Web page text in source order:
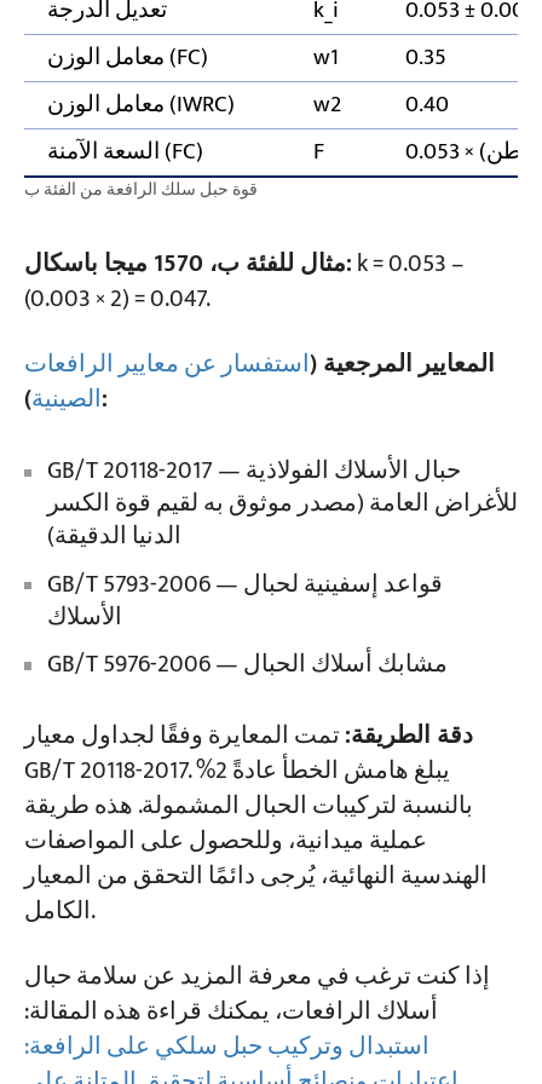
تعديل الدرجة
k_i
معامل الوزن (FC)
w1
0.35
معامل الوزن (IWRC)
w2
0.40
السعة الآمنة (FC)
F
قوة حبل سلك الرافعة من الفئة ب
مثال للفئة ب، 1570 ميجا باسكال:k = 0.053 –
(0.003 × 2) = 0.047.
المعايير المرجعية (استفسار عن معايير الرافعات
الصينية):
GB/T 20118-2017 — حبال الأسلاك الفولاذية
للأغراض العامة (مصدر موثوق به لقيم قوة الكسر
الدنيا الدقيقة)
GB/T 5793-2006 — قواعد إسفينية لحبال
الأسلاك
GB/T 5976-2006 — مشابك أسلاك الحبال
دقة الطريقة:تمت المعايرة وفقًا لجداول معيار
GB/T 20118-2017. يبلغ هامش الخطأ عادةً 2%
بالنسبة لتركيبات الحبال المشمولة. هذه طريقة
عملية ميدانية، وللحصول على المواصفات
الهندسية النهائية، يُرجى دائمًا التحقق من المعيار
الكامل.
إذا كنت ترغب في معرفة المزيد عن سلامة حبال
أسلاك الرافعات، يمكنك قراءة هذه المقالة:
استبدال وتركيب حبل سلكي على الرافعة: